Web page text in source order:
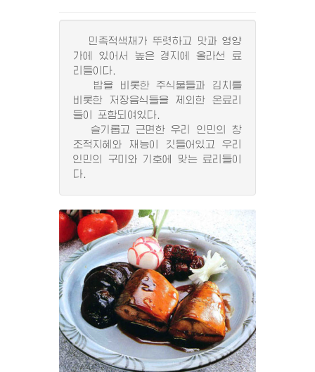
민족적색채가 뚜렷하고 맛과 영양
가에 있어서 높은 경지에 올라선 료
리들이다.
밥을 비롯한 주식물들과 김치를
비롯한 저장음식들을 제외한 온료리
들이 포함되여있다.
슬기롭고 근면한 우리 인민의 창
조적지혜와 재능이 깃들어있고 우리
인민의 구미와 기호에 맞는 료리들이
다.